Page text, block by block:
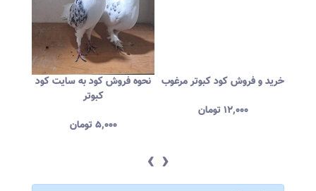
خرید و فروش کود کبوتر مرغوب
خرید کود کبوتر در قم
۵,۰۰۰ تومان
‹ ›